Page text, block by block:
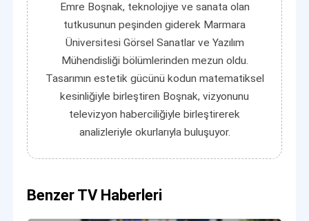
Emre Boşnak, teknolojiye ve sanata olan
tutkusunun peşinden giderek Marmara
Üniversitesi Görsel Sanatlar ve Yazılım
Mühendisliği bölümlerinden mezun oldu.
Tasarımın estetik gücünü kodun matematiksel
kesinliğiyle birleştiren Boşnak, vizyonunu
televizyon haberciliğiyle birleştirerek
analizleriyle okurlarıyla buluşuyor.
Benzer TV Haberleri